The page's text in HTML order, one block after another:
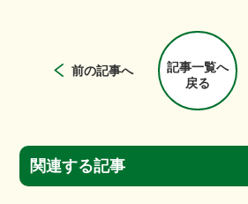
前の記事へ
記事一覧へ
戻る
関連する記事